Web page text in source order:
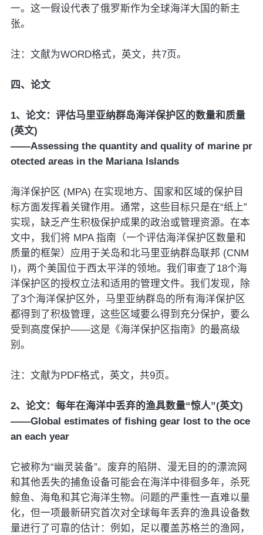
一。这一假设代表了俄罗斯作为全球海洋大国的新主
张。
注：文献为WORD格式，英文，共7页。
四、论文
1、论文：评估马里亚纳群岛海洋保护区的数量和质量
(英文)
——Assessing the quantity and quality of marine pr
otected areas in the Mariana Islands
海洋保护区 (MPA) 在实现地方、国家和区域的保护目
标方面发挥着关键作用。通常，这些目标只是在“纸上”
实现，缺乏产生积极保护成果的政治或管理资源。在本
文中，我们将 MPA 指南（一个评估海洋保护区数量和
质量的框架）应用于关岛和北马里亚纳群岛联邦 (CNM
I)，两个美国位于西太平洋的领地。我们审查了18个海
洋保护区的授权立法和适用的管理文件。我们发现，除
了3个海洋保护区外，马里亚纳群岛的所有海洋保护区
都得到了积极管理，这些区域要么得到充分保护，要么
受到高度保护——这是《海洋保护区指南》的最高级
别。
注：文献为PDF格式，英文，共9页。
2、论文：每年在海洋中丢弃的渔具数量“惊人”(英文)
——Global estimates of fishing gear lost to the oce
an each year
它被称为“幽灵装备”。废弃的陷阱、漫无目的的漂流网
和其他丢失的捕鱼设备可能会在海洋中徘徊多年，杀死
鲸鱼、海龟和其它海洋生物。问题的严重性一直难以量
化，但一项最新研究首次对全球每年丢弃的渔具设备数
量进行了可靠的估计：例如，足以覆盖苏格兰的渔网，